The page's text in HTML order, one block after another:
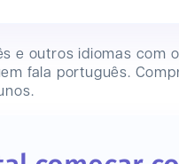
e outros idiomas com
fala português.